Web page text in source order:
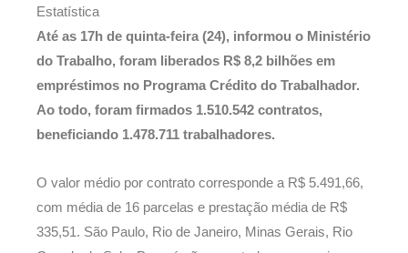
Estatística
Até as 17h de quinta-feira (24), informou o Ministério
do Trabalho, foram liberados R$ 8,2 bilhões em
empréstimos no Programa Crédito do Trabalhador.
Ao todo, foram firmados 1.510.542 contratos,
beneficiando 1.478.711 trabalhadores.
O valor médio por contrato corresponde a R$ 5.491,66,
com média de 16 parcelas e prestação média de R$
335,51. São Paulo, Rio de Janeiro, Minas Gerais, Rio